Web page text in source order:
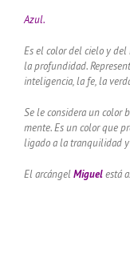
Azul.
Es el color del cielo y
la profundidad.
inteligencia, la fe, la
Se le considera un color
mente.Es un color que
ligado a la tranquilidad
El arcángelMiguelestá